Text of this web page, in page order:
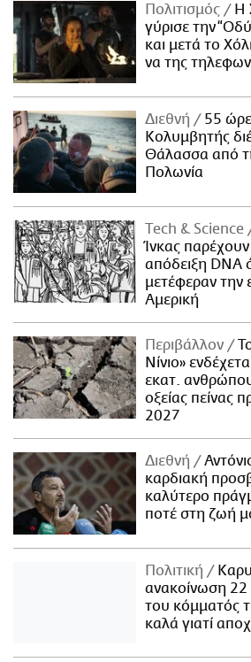
Πολιτισμός
Η
γύρισε την
και μετά το
να της
Διεθνή
55
Κολυμβητής
Θάλασσα από
Πολωνία
Τech & Science
Ίνκας
απόδειξη DNA
μετέφεραν την
Αμερική
Περιβάλλον
Νίνιο»
εκατ.
οξείας πείνας
2027
Διεθνή
καρδιακή
καλύτερο
ποτέ στη ζωή
Πολιτική
ανακοίνωση
του κόμματός
καλά γιατί